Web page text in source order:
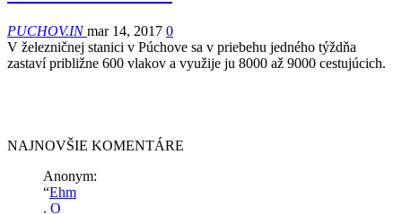
PUCHOV.INmar 14, 2017 0
V železničnej stanici v Púchove sa v priebehu jedného týždňa
zastaví približne 600 vlakov a využije ju 8000 až 9000 cestujúcich.
NAJNOVŠIE KOMENTÁRE
Anonym:
“Ehm
. O